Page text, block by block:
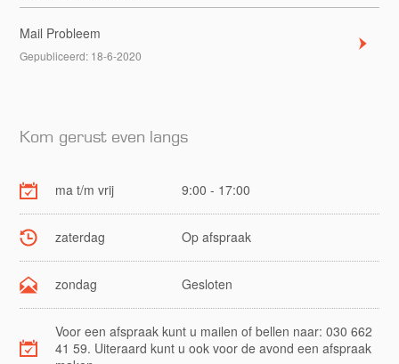
Mail Probleem
Gepubliceerd: 18-6-2020
Kom gerust even langs
ma t/m vrij 9:00 - 17:00
zaterdag Op afspraak
zondag Gesloten
Voor een afspraak kunt u mailen of bellen naar: 030 662
41 59. Uiteraard kunt u ook voor de avond een afspraak